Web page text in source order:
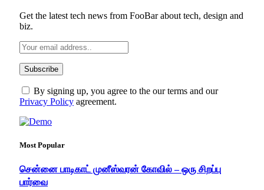
Get the latest tech news from FooBar about tech, design and
biz.
By signing up, you agree to the our terms and our
Privacy Policy agreement.
Most Popular
சென்னை பாடிகாட் முனீஸ்வரன் கோவில் – ஒரு சிறப்பு
பார்வை